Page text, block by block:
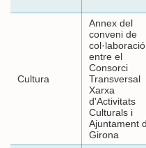
Cultura
Annex del
conveni de
col·laboració
entre el
Consorci
Transversal
Xarxa
d'Activitats
Culturals i
Ajuntament
Girona